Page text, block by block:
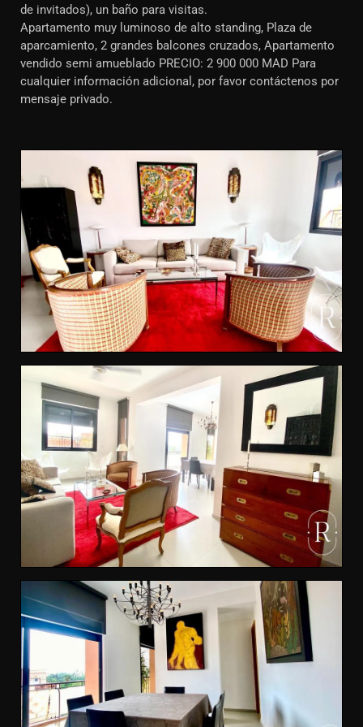
de invitados), un baño para visitas.
Apartamento muy luminoso de alto standing, Plaza de
aparcamiento, 2 grandes balcones cruzados, Apartamento
vendido semi amueblado PRECIO: 2 900 000 MAD Para
cualquier información adicional, por favor contáctenos por
mensaje privado.